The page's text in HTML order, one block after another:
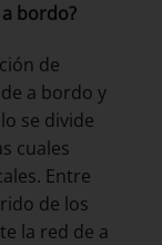
bordo?
de
a bordo y
se divide
cuales
Entre
de los
la red de a